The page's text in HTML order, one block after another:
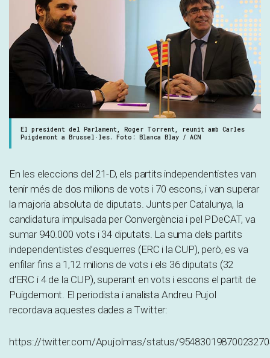
El president del Parlament, Roger Torrent, reunit amb Carles
Puigdemont a Brussel·les. Foto: Blanca Blay / ACN
En les eleccions del 21-D, els partits independentistes van
tenir més de dos milions de vots i 70 escons, i van superar
la majoria absoluta de diputats. Junts per Catalunya, la
candidatura impulsada per Convergència i pel PDeCAT, va
sumar 940.000 vots i 34 diputats. La suma dels partits
independentistes d’esquerres (ERC i la CUP), però, es va
enfilar fins a 1,12 milions de vots i els 36 diputats (32
d’ERC i 4 de la CUP), superant en vots i escons el partit de
Puigdemont. El periodista i analista Andreu Pujol
recordava aquestes dades a Twitter:
https://twitter.com/Apujolmas/status/